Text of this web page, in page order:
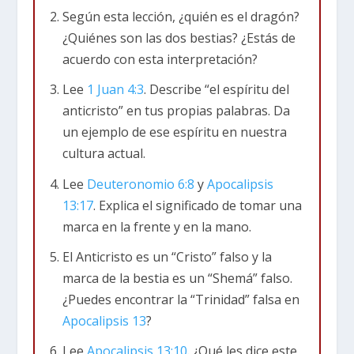
de la batalla espiritual en curso en el mundo. En
este capítulo, el pueblo de Dios es representado
como una mujer. Esta mujer es atormentada por
contra Dios, trae un tercio del ejército celestial
El dragón pelea contra los ejércitos de Dios y
pierde y es arrojado a la tierra. Él trata de
destruir al Mesías de Dios, Jesucristo, pero
nuevamente pierde. El dragón luego trata de
destruir al pueblo de Dios, pero Dios los
protege. La imagen de
Apocalipsis 12es que la
batalla fue decisivamente ganada por Jesucristo.
Satanás es derrotado. Pero por ahora es capaz
de hacer la guerra contra el pueblo de Dios.
Según esta lección, ¿quién es el dragón?
¿Quiénes son las dos bestias? ¿Estás de
acuerdo con esta interpretación?
Lee 1 Juan 4:3. Describe “el espíritu del
anticristo” en tus propias palabras. Da
un ejemplo de ese espíritu en nuestra
cultura actual.
Lee Deuteronomio 6:8 yApocalipsis
13:17. Explica el significado de tomar una
marca en la frente y en la mano.
El Anticristo es un “Cristo” falso y la
marca de la bestia es un “Shemá” falso.
¿Puedes encontrar la “Trinidad” falsa en
Apocalipsis 13?